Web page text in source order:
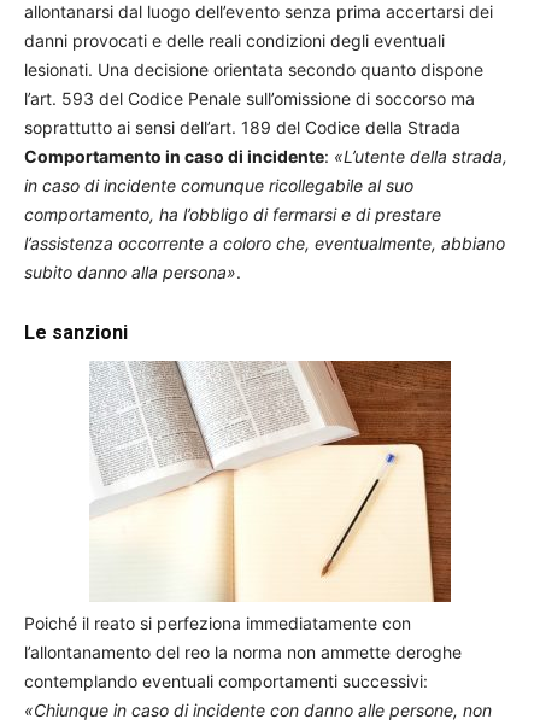
allontanarsi dal luogo dell’evento senza prima accertarsi dei
danni provocati e delle reali condizioni degli eventuali
lesionati. Una decisione orientata secondo quanto dispone
l’art. 593 del Codice Penale sull’omissione di soccorso ma
soprattutto ai sensi dell’art. 189 del Codice della Strada
Comportamento in caso di incidente: «L’utente della strada,
in caso di incidente comunque ricollegabile al suo
comportamento, ha l’obbligo di fermarsi e di prestare
l’assistenza occorrente a coloro che, eventualmente, abbiano
subito danno alla persona».
Le sanzioni
Poiché il reato si perfeziona immediatamente con
l’allontanamento del reo la norma non ammette deroghe
contemplando eventuali comportamenti successivi:
«Chiunque in caso di incidente con danno alle persone, non